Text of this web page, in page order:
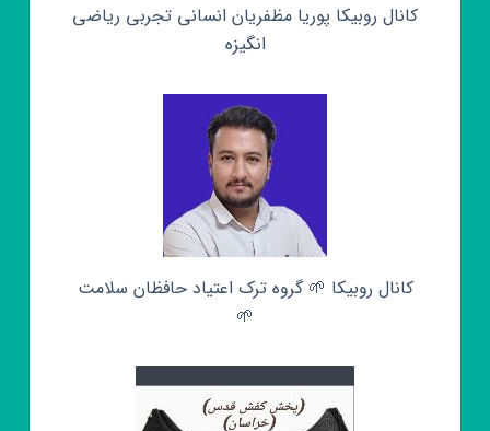
کانال روبیکا پوریا مظفریان انسانی تجربی ریاضی
انگیزه
کانال روبیکا 🌱 گروه ترک اعتیاد حافظان سلامت
🌱